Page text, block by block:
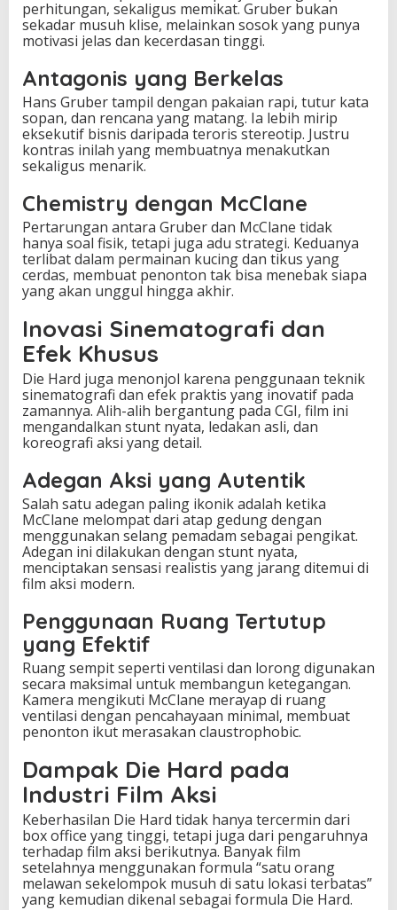
perhitungan, sekaligus memikat. Gruber bukan
sekadar musuh klise, melainkan sosok yang punya
motivasi jelas dan kecerdasan tinggi.
Antagonis yang Berkelas
Hans Gruber tampil dengan pakaian rapi, tutur kata
sopan, dan rencana yang matang. Ia lebih mirip
eksekutif bisnis daripada teroris stereotip. Justru
kontras inilah yang membuatnya menakutkan
sekaligus menarik.
Chemistry dengan McClane
Pertarungan antara Gruber dan McClane tidak
hanya soal fisik, tetapi juga adu strategi. Keduanya
terlibat dalam permainan kucing dan tikus yang
cerdas, membuat penonton tak bisa menebak siapa
yang akan unggul hingga akhir.
Inovasi Sinematografi dan
Efek Khusus
Die Hard juga menonjol karena penggunaan teknik
sinematografi dan efek praktis yang inovatif pada
zamannya. Alih-alih bergantung pada CGI, film ini
mengandalkan stunt nyata, ledakan asli, dan
koreografi aksi yang detail.
Adegan Aksi yang Autentik
Salah satu adegan paling ikonik adalah ketika
McClane melompat dari atap gedung dengan
menggunakan selang pemadam sebagai pengikat.
Adegan ini dilakukan dengan stunt nyata,
menciptakan sensasi realistis yang jarang ditemui di
film aksi modern.
Penggunaan Ruang Tertutup
yang Efektif
Ruang sempit seperti ventilasi dan lorong digunakan
secara maksimal untuk membangun ketegangan.
Kamera mengikuti McClane merayap di ruang
ventilasi dengan pencahayaan minimal, membuat
penonton ikut merasakan claustrophobic.
Dampak Die Hard pada
Industri Film Aksi
Keberhasilan Die Hard tidak hanya tercermin dari
box office yang tinggi, tetapi juga dari pengaruhnya
terhadap film aksi berikutnya. Banyak film
setelahnya menggunakan formula “satu orang
melawan sekelompok musuh di satu lokasi terbatas”
yang kemudian dikenal sebagai formula Die Hard.